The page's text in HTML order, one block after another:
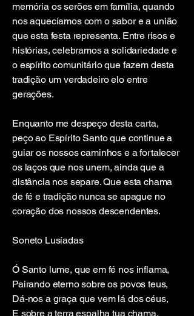
memória os serões em família, quando
nos aquecíamos com o sabor e a união
que esta festa representa. Entre risos e
histórias, celebramos a solidariedade e
o espírito comunitário que fazem desta
tradição um verdadeiro elo entre
gerações.
Enquanto me despeço desta carta,
peço ao Espírito Santo que continue a
guiar os nossos caminhos e a fortalecer
os laços que nos unem, ainda que a
distância nos separe. Que esta chama
de fé e tradição nunca se apague no
coração dos nossos descendentes.
Soneto Lusíadas
Ó Santo lume, que em fé nos inflama,
Pairando eterno sobre os povos teus,
Dá-nos a graça que vem lá dos céus,
E sobre a terra espalha tua chama.